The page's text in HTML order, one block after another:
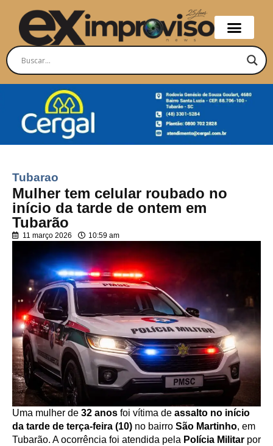
Tubarao
Mulher tem celular roubado no
início da tarde de ontem em
Tubarão
11 março 2026 10:59 am
Uma mulher de 32 anos foi vítima de assalto no início
da tarde de terça-feira (10) no bairro São Martinho, em
Tubarão. A ocorrência foi atendida pela Polícia Militar por